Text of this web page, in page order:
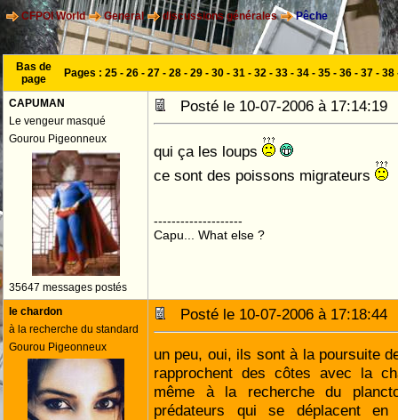
CFPOI World General discussions générales Pêche
Bas de
page
Pages : 25 - 26 - 27 - 28 - 29 - 30 - 31 - 32 - 33 - 34 - 35 - 36 - 37 - 38
CAPUMAN
Le vengeur masqué
Gourou Pigeonneux
35647 messages postés
Posté le 10-07-2006 à
qui ça les loups
ce sont des poissons migrateurs
--------------------
Capu... What else ?
le chardon
à la recherche du standard
Gourou Pigeonneux
Posté le 10-07-2006 à
un peu, oui, ils sont à la poursuite
rapprochent des côtes avec la
même à la recherche du
prédateurs qui se déplacent